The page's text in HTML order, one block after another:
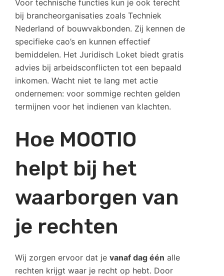
Voor technische functies kun je ook terecht
bij brancheorganisaties zoals Techniek
Nederland of bouwvakbonden. Zij kennen de
specifieke cao’s en kunnen effectief
bemiddelen. Het Juridisch Loket biedt gratis
advies bij arbeidsconflicten tot een bepaald
inkomen. Wacht niet te lang met actie
ondernemen: voor sommige rechten gelden
termijnen voor het indienen van klachten.
Hoe MOOTIO
helpt bij het
waarborgen van
je rechten
Wij zorgen ervoor dat je vanaf dag één alle
rechten krijgt waar je recht op hebt. Door